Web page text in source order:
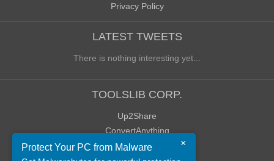
Privacy Policy
LATEST TWEETS
There is nothing interesting yet...
TOOLSLIB CORP.
Up2Share
ConvertAnything
WoWClassicUI (WCUI) ×
Protect Your PC from Malware